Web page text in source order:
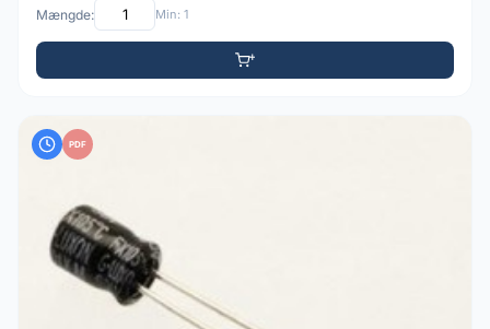
Mængde: Min: 1
PDF